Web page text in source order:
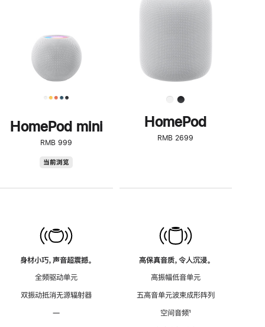
HomePod mini
RMB 999
当前浏览
身材小巧，声音超震撼。
全频驱动单元
双振动抵消无源辐射器
—
了
解
HomePod<
HomePod
RMB 2699
高保真音质，令人沉浸。
高振幅低音单元
五高音单元波束成形阵列
空间音频脚
¹